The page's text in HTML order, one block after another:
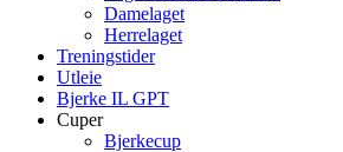
Damelaget
Herrelaget
Treningstider
Utleie
Bjerke IL GPT
Cuper
Bjerkecup